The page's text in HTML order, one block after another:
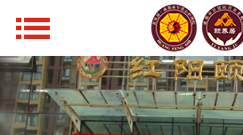
网站导航
首页
走进颐养居